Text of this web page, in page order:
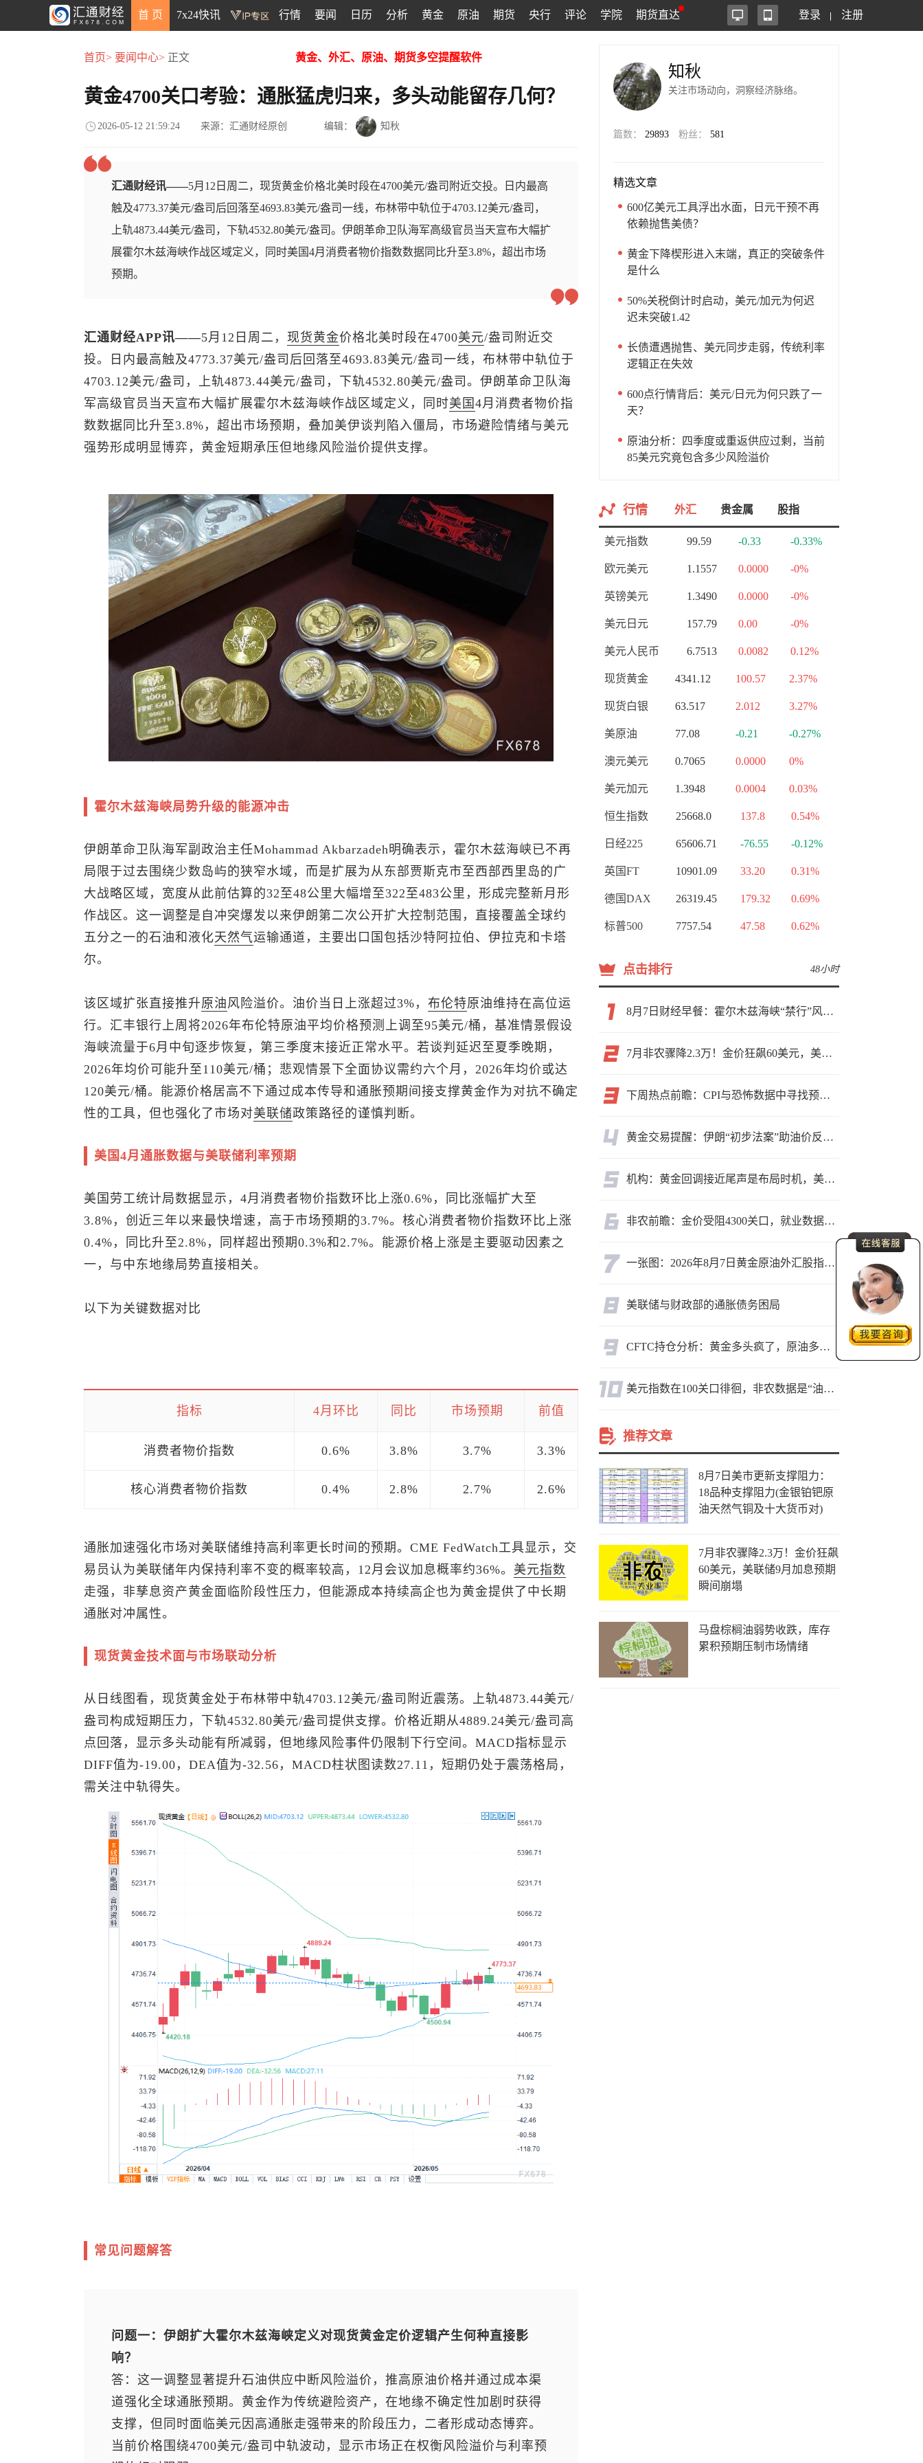
首 页 7x24快讯 行情 要闻 日历 分析 黄金 原油 期货 央行 评论 学院 期货直达 登录 注册
首页> 要闻中心> 正文 黄金、外汇、原油、期货多空提醒软件
黄金4700关口考验：通胀猛虎归来，多头动能留存几何？
2026-05-12 21:59:24 来源：汇通财经原创 编辑： 知秋
汇通财经讯——5月12日周二，现货黄金价格北美时段在4700美元/盎司附近交投。日内最高
触及4773.37美元/盎司后回落至4693.83美元/盎司一线，布林带中轨位于4703.12美元/盎司，
上轨4873.44美元/盎司，下轨4532.80美元/盎司。伊朗革命卫队海军高级官员当天宣布大幅扩
展霍尔木兹海峡作战区域定义，同时美国4月消费者物价指数数据同比升至3.8%，超出市场
预期。
汇通财经APP讯——5月12日周二， 现货黄金价格北美时段在4700美元/盎司附近交
投。日内最高触及4773.37美元/盎司后回落至4693.83美元/盎司一线，布林带中轨位于
4703.12美元/盎司，上轨4873.44美元/盎司，下轨4532.80美元/盎司。伊朗革命卫队海
军高级官员当天宣布大幅扩展霍尔木兹海峡作战区域定义，同时美国 4月消费者物价指
数数据同比升至3.8%，超出市场预期，叠加美伊谈判陷入僵局，市场避险情绪与美元
强势形成明显博弈，黄金短期承压但地缘风险溢价提供支撑。
霍尔木兹海峡局势升级的能源冲击
伊朗革命卫队海军副政治主任Mohammad Akbarzadeh明确表示，霍尔木兹海峡已不再
局限于过去围绕少数岛屿的狭窄水域，而是扩展为从东部贾斯克市至西部西里岛的广
大战略区域，宽度从此前估算的32至48公里大幅增至322至483公里，形成完整新月形
作战区。这一调整是自冲突爆发以来伊朗第二次公开扩大控制范围，直接覆盖全球约
五分之一的石油和液化天然气运输通道，主要出口国包括沙特阿拉伯、伊拉克和卡塔
尔。
该区域扩张直接推升原油风险溢价。油价当日上涨超过3%， 布伦特原油维持在高位运
行。汇丰银行上周将2026年布伦特原油平均价格预测上调至95美元/桶，基准情景假设
海峡流量于6月中旬逐步恢复，第三季度末接近正常水平。若谈判延迟至夏季晚期，
2026年均价可能升至110美元/桶；悲观情景下全面协议需约六个月，2026年均价或达
120美元/桶。能源价格居高不下通过成本传导和通胀预期间接支撑黄金作为对抗不确定
性的工具，但也强化了市场对美联储政策路径的谨慎判断。
美国4月通胀数据与美联储利率预期
美国劳工统计局数据显示，4月消费者物价指数环比上涨0.6%，同比涨幅扩大至
3.8%，创近三年以来最快增速，高于市场预期的3.7%。核心消费者物价指数环比上涨
0.4%，同比升至2.8%，同样超出预期0.3%和2.7%。能源价格上涨是主要驱动因素之
一，与中东地缘局势直接相关。
以下为关键数据对比
指标 4月环比 同比 市场预期 前值
消费者物价指数 0.6% 3.8% 3.7% 3.3%
核心消费者物价指数 0.4% 2.8% 2.7% 2.6%
通胀加速强化市场对美联储维持高利率更长时间的预期。CME FedWatch工具显示，交
易员认为美联储年内保持利率不变的概率较高，12月会议加息概率约36%。 美元指数
走强，非孳息资产黄金面临阶段性压力，但能源成本持续高企也为黄金提供了中长期
通胀对冲属性。
现货黄金技术面与市场联动分析
从日线图看， 现货黄金处于布林带中轨4703.12美元/盎司附近震荡。上轨4873.44美元/
盎司构成短期压力，下轨4532.80美元/盎司提供支撑。价格近期从4889.24美元/盎司高
点回落，显示多头动能有所减弱，但地缘风险事件仍限制下行空间。MACD指标显示
DIFF值为-19.00，DEA值为-32.56，MACD柱状图读数27.11，短期仍处于震荡格局，
需关注中轨得失。
常见问题解答
问题一：伊朗扩大霍尔木兹海峡定义对现货黄金定价逻辑产生何种直接影
响？
答：这一调整显著提升石油供应中断风险溢价，推高原油价格并通过成本渠
道强化全球通胀预期。黄金作为传统避险资产，在地缘不确定性加剧时获得
支撑，但同时面临美元因高通胀走强带来的阶段压力，二者形成动态博弈。
当前价格围绕4700美元/盎司中轨波动，显示市场正在权衡风险溢价与利率预
知秋
关注市场动向，洞察经济脉络。
篇数： 29893 粉丝： 581
精选文章
600亿美元工具浮出水面，日元干预不再
依赖抛售美债？
黄金下降楔形进入末端，真正的突破条件
是什么
50%关税倒计时启动，美元/加元为何迟
迟未突破1.42
长债遭遇抛售、美元同步走弱，传统利率
逻辑正在失效
600点行情背后：美元/日元为何只跌了一
天？
原油分析：四季度或重返供应过剩，当前
85美元究竟包含多少风险溢价
行情 外汇 贵金属 股指
美元指数 99.59 -0.33 -0.33%
欧元美元 1.1557 0.0000 -0%
英镑美元 1.3490 0.0000 -0%
美元日元 157.79 0.00 -0%
美元人民币 6.7513 0.0082 0.12%
现货黄金 4341.12 100.57 2.37%
现货白银 63.517 2.012 3.27%
美原油 77.08 -0.21 -0.27%
澳元美元 0.7065 0.0000 0%
美元加元 1.3948 0.0004 0.03%
恒生指数 25668.0 137.8 0.54%
日经225 65606.71 -76.55 -0.12%
英国FT 10901.09 33.20 0.31%
德国DAX 26319.45 179.32 0.69%
标普500 7757.54 47.58 0.62%
点击排行 48小时
8月7日财经早餐：霍尔木兹海峡“禁行”风波再起，油价急涨金价承压，非农夜市场博弈加剧
7月非农骤降2.3万！金价狂飙60美元，美联储9月加息预期瞬间崩塌
下周热点前瞻：CPI与恐怖数据中寻找预期差
黄金交易提醒：伊朗“初步法案”助油价反弹逾3%，金价小幅承压，非农重磅来袭！
机构：黄金回调接近尾声是布局时机，美元后市或走弱转为利多因素
非农前瞻：金价受阻4300关口，就业数据是“火上浇油”还是“釜底抽薪”？
一张图：2026年8月7日黄金原油外汇股指“枢纽点+多空持仓信号”一览
美联储与财政部的通胀债务困局
CFTC持仓分析：黄金多头疯了，原油多头跑了，日元空头投降了！
美元指数在100关口徘徊，非农数据是“油门”还是“刹车”？
推荐文章
8月7日美市更新支撑阻力：
18品种支撑阻力(金银铂钯原
油天然气铜及十大货币对)
7月非农骤降2.3万！金价狂飙
60美元，美联储9月加息预期
瞬间崩塌
马盘棕榈油弱势收跌，库存
累积预期压制市场情绪